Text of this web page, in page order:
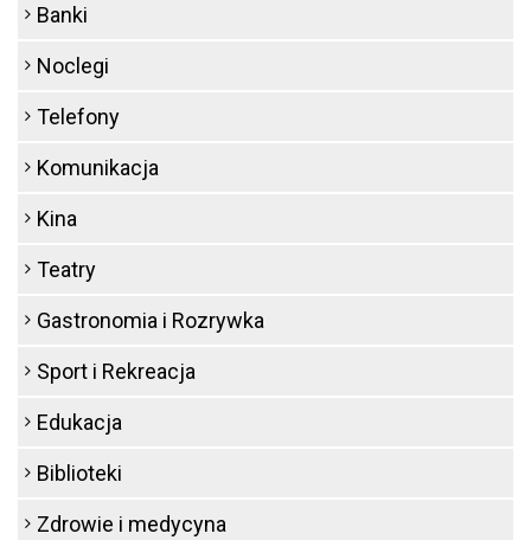
Banki
Noclegi
Telefony
Komunikacja
Kina
Teatry
Gastronomia i Rozrywka
Sport i Rekreacja
Edukacja
Biblioteki
Zdrowie i medycyna